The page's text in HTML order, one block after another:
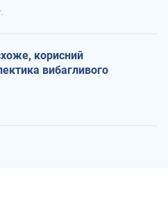
корисний
вибагливого